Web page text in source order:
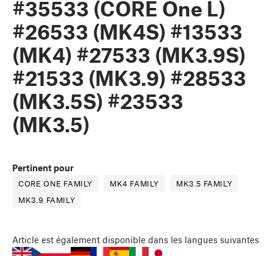
#35533 (CORE One L)
#26533 (MK4S) #13533
(MK4) #27533 (MK3.9S)
#21533 (MK3.9) #28533
(MK3.5S) #23533
(MK3.5)
Pertinent pour
CORE ONE FAMILY MK4 FAMILY
MK3.5 FAMILY
MK3.9 FAMILY
Article est également disponible dans les langues suivantes